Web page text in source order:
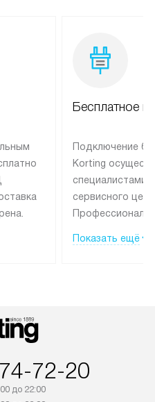
Бесплатное
Подключение
Korting
специалистами
сервисного
эксплуатации
материалы
Показать ещё
72-20
до 22:00